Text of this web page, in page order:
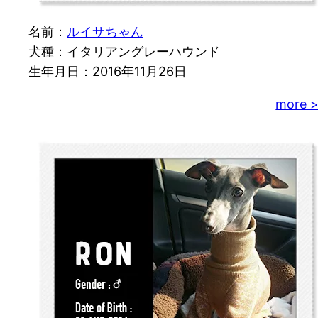
名前： ルイサちゃん
犬種：イタリアングレーハウンド
生年月日：2016年11月26日
more